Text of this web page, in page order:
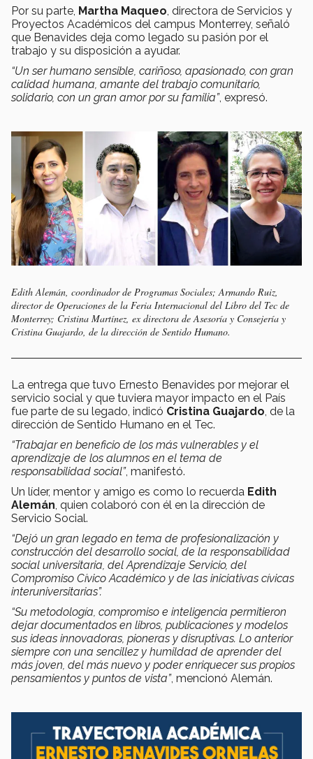
Por su parte, Martha Maqueo , directora de Servicios y
Proyectos Académicos del campus Monterrey, señaló
que Benavides deja como legado su pasión por el
trabajo y su disposición a ayudar.
“Un ser humano sensible, cariñoso, apasionado, con gran
calidad humana, amante del trabajo comunitario,
solidario, con un gran amor por su familia”, expresó.
Edith Alemán, coordinador de Programas Sociales; Armando Ruiz,
director de Operaciones de la Feria Internacional del Libro del Tec de
Monterrey; Cristina Martínez, ex directora de Asesoría y Consejería y
Cristina Guajardo, de la dirección de Sentido Humano.
La entrega que tuvo Ernesto Benavides por mejorar el
servicio social y que tuviera mayor impacto en el País
fue parte de su legado, indicó Cristina Guajardo, de la
dirección de Sentido Humano en el Tec.
“Trabajar en beneficio de los más vulnerables y el
aprendizaje de los alumnos en el tema de
responsabilidad social”, manifestó.
Un líder, mentor y amigo es como lo recuerda Edith
Alemán, quien colaboró con él en la dirección de
Servicio Social.
“Dejó un gran legado en tema de profesionalización y
construcción del desarrollo social, de la responsabilidad
social universitaria, del Aprendizaje Servicio, del
Compromiso Cívico Académico y de las iniciativas cívicas
interuniversitarias”.
“Su metodología, compromiso e inteligencia permitieron
dejar documentados en libros, publicaciones y modelos
sus ideas innovadoras, pioneras y disruptivas. Lo anterior
siempre con una sencillez y humildad de aprender del
más joven, del más nuevo y poder enriquecer sus propios
pensamientos y puntos de vista”, mencionó Alemán.